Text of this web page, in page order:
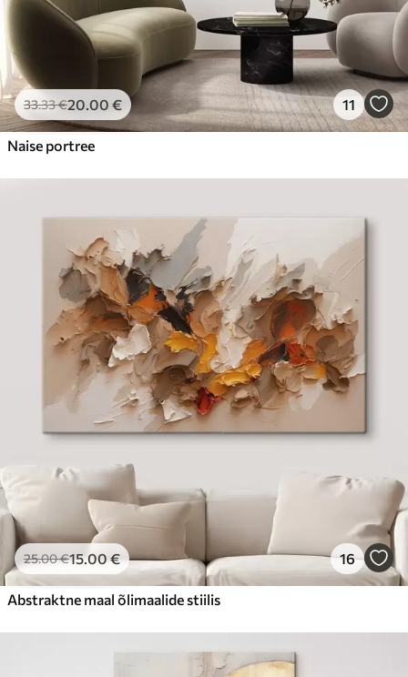
33.33€20.00 € 11
Naise portree
25.00€15.00€ 16
Abstraktne maal õlimaalide stiilis